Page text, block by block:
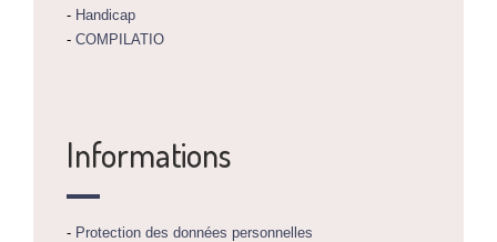
- Handicap
- COMPILATIO
Informations
- Protection des données personnelles